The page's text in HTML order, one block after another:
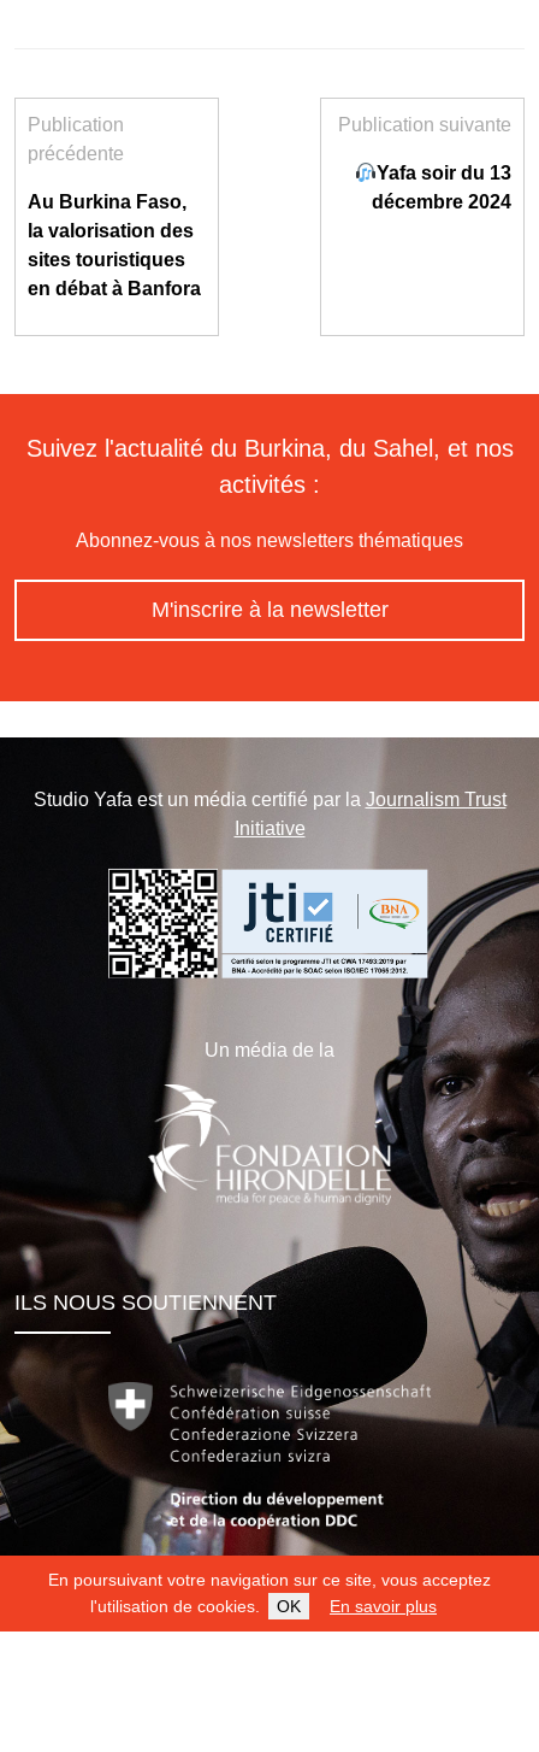
En poursuivant votre navigation sur ce site, vous acceptez
l'utilisation de cookies.
OK En savoir plus
Publication
précédente
Au Burkina Faso,
la valorisation des
sites touristiques
en débat à Banfora
Publication suivante
Yafa soir du 13
décembre 2024
Suivez l'actualité du Burkina, du Sahel, et nos
activités :
Abonnez-vous à nos newsletters thématiques
M'inscrire à la newsletter
Studio Yafa est un média certifié par la Journalism Trust
Initiative
Un média de la
ILS NOUS SOUTIENNENT